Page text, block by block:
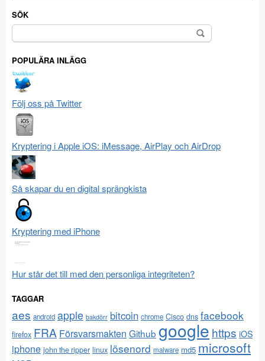
SÖK
Sök
efter:
POPULÄRA INLÄGG
Följ oss på Twitter
Kryptering i Apple iOS: iMessage, AirPlay och AirDrop
Så skapar du en digital sprängkista
Kryptering med iPhone
Hur står det till med den personliga integriteten?
TAGGAR
aes android apple bakdörr bitcoin chrome Cisco dns facebook
firefox FRA Försvarsmakten Github google https iOS
iphone john the ripper linux lösenord malware md5 microsoft